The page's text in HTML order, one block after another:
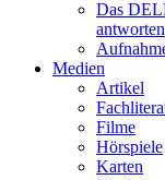
Das
antworten
Medien
Artikel
Filme
Hörspiele
Karten